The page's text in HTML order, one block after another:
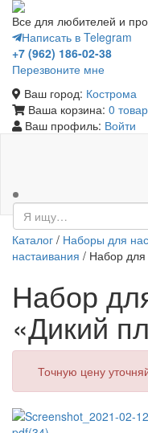
Все для любителей и
Написать в Telegram
+7 (962) 186-02-38
Перезвоните мне
Ваш город: Кострома
Ваша корзина: 0
Ваш профиль: Войти
Каталог / Наборы для
настаивания / Набор для
Набор
«Дикий
Точную цену